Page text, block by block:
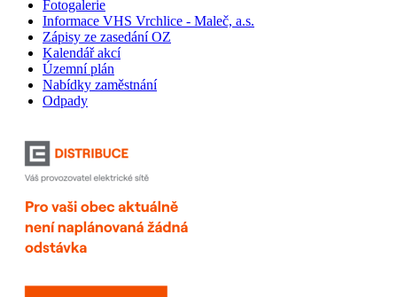
Fotogalerie
Informace VHS Vrchlice - Maleč, a.s.
Zápisy ze zasedání OZ
Kalendář akcí
Územní plán
Nabídky zaměstnání
Odpady